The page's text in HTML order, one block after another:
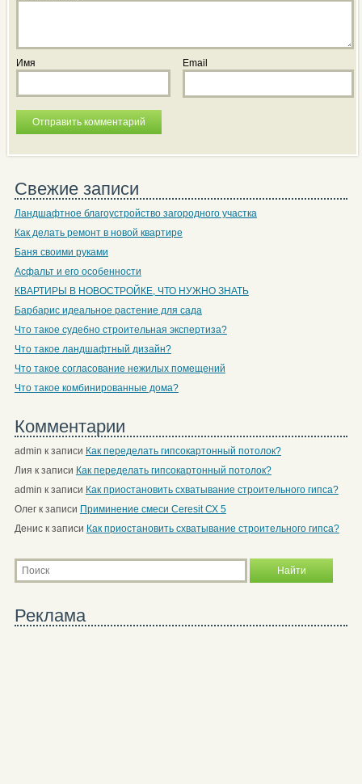
Имя Email
Свежие записи
Ландшафтное благоустройство загородного участка
Как делать ремонт в новой квартире
Баня своими руками
Асфальт и его особенности
КВАРТИРЫ В НОВОСТРОЙКЕ, ЧТО НУЖНО ЗНАТЬ
Барбарис идеальное растение для сада
Что такое судебно строительная экспертиза?
Что такое ландшафтный дизайн?
Что такое согласование нежилых помещений
Что такое комбинированные дома?
Комментарии
admin к записи Как переделать гипсокартонный потолок?
Лия к записи Как переделать гипсокартонный потолок?
admin к записи Как приостановить схватывание строительного гипса?
Олегк записи Приминение смеси Ceresit СХ 5
Дениск записи Как приостановить схватывание строительного гипса?
Реклама